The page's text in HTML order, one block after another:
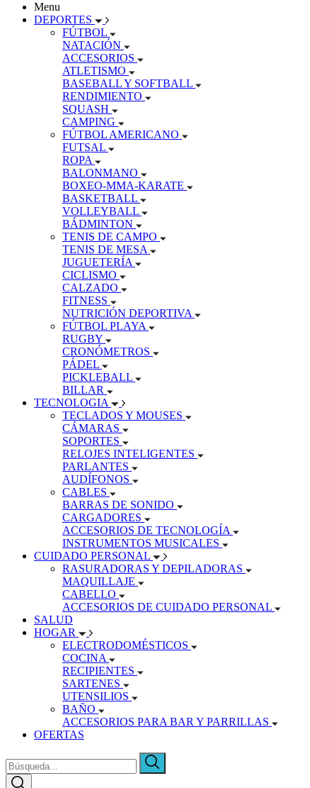
Menu
DEPORTES
FÚTBOL
NATACIÓN
ACCESORIOS
ATLETISMO
BASEBALL Y SOFTBALL
RENDIMIENTO
SQUASH
CAMPING
FÚTBOL AMERICANO
FUTSAL
ROPA
BALONMANO
BOXEO-MMA-KARATE
BASKETBALL
VOLLEYBALL
BÁDMINTON
TENIS DE CAMPO
TENIS DE MESA
JUGUETERÍA
CICLISMO
CALZADO
FITNESS
NUTRICIÓN DEPORTIVA
FÚTBOL PLAYA
RUGBY
CRONÓMETROS
PÁDEL
PICKLEBALL
BILLAR
TECNOLOGIA
TECLADOS Y MOUSES
CÁMARAS
SOPORTES
RELOJES INTELIGENTES
PARLANTES
AUDÍFONOS
CABLES
BARRAS DE SONIDO
CARGADORES
ACCESORIOS DE TECNOLOGÍA
INSTRUMENTOS MUSICALES
CUIDADO PERSONAL
RASURADORAS Y DEPILADORAS
MAQUILLAJE
CABELLO
ACCESORIOS DE CUIDADO PERSONAL
SALUD
HOGAR
ELECTRODOMÉSTICOS
COCINA
RECIPIENTES
SARTENES
UTENSILIOS
BAÑO
ACCESORIOS PARA BAR Y PARRILLAS
OFERTAS